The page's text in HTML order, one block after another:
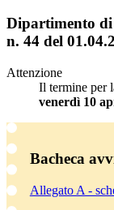
Dipartimento
n. 44 del
Attenzione
Il termine per
venerdì 10
Bacheca
Allegato A -